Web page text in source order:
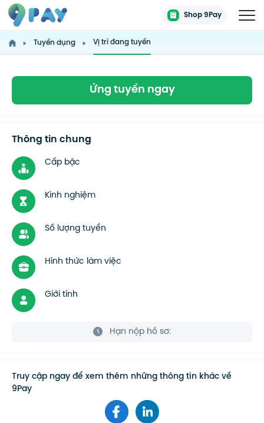
Shop 9Pay
Tuyển dụng Vị trí đang tuyển
Ứng tuyển ngay
Thông tin chung
Cấp bậc
Kinh nghiệm
Số lượng tuyển
Hình thức làm việc
Giới tính
Hạn nộp hồ sơ:
Truy cập ngay để xem thêm những thông tin khác về
9Pay